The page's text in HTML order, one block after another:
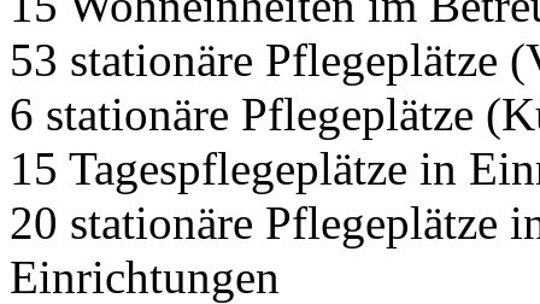
53 stationäre Pflegeplätze
6 stationäre Pflegeplätze
15 Tagespflegeplätze in
20 stationäre Pflegeplätze
Einrichtungen